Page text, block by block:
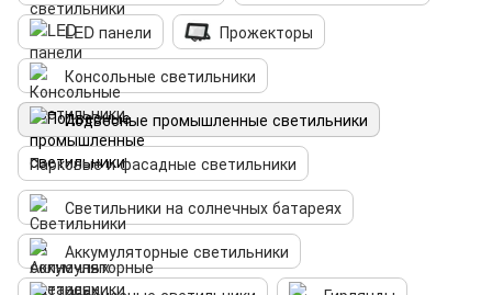
LED панели
Прожекторы
Консольные светильники
Подвесные промышленные светильники
Парковые и фасадные светильники
Светильники на солнечных батареях
Аккумуляторные светильники